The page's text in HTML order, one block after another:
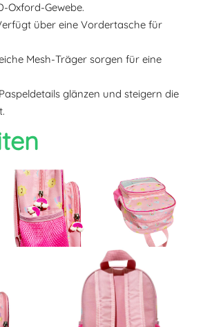
Oxford-Gewebe.
über eine Vordertasche für
Mesh-Träger sorgen für eine
glänzen und steigern die